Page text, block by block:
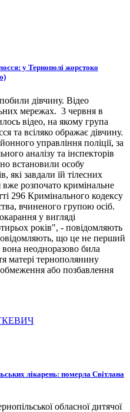
у Тернополі жорстоко
дівчину. Відео
мережах. 3 червня в
відео, на якому група
та всіляко ображає дівчину.
управління поліції, за
аналізу та інспекторів
встановили особу
які завдали їй тілесних
розпочато кримінальне
296 Кримінального кодексу
вчиненого групою осіб.
у вигляді
років", - повідомляють
що це не перший
неодноразово била
матері тернополянину
або позбавлення
лікарень: померла Світлана
обласної дитячої